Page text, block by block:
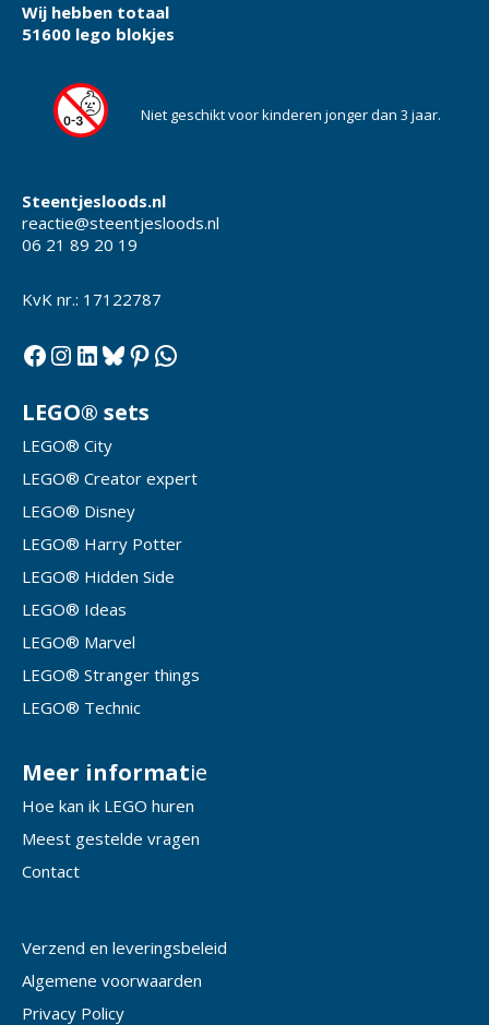
Wij hebben totaal
51600 lego blokjes
Niet geschikt voor kinderen jonger dan 3 jaar.
Steentjesloods.nl
reactie@steentjesloods.nl
06 21 89 20 19
KvK nr.: 17122787
Facebook InstagramLinkedIn Bluesky Pinterest WhatsApp
LEGO® sets
LEGO® City
LEGO® Creator expert
LEGO® Disney
LEGO® Harry Potter
LEGO® Hidden Side
LEGO® Ideas
LEGO® Marvel
LEGO® Stranger things
LEGO® Technic
Meer informatie
Hoe kan ik LEGO huren
Meest gestelde vragen
Contact
Verzend en leveringsbeleid
Algemene voorwaarden
Privacy Policy